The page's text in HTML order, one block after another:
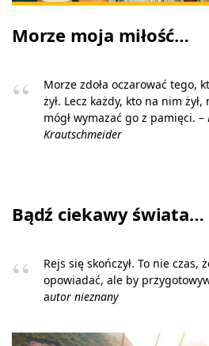
Morze moja miłość…
Morze zdoła oczarować tego,
żył. Lecz każdy, kto na nim
mógł wymazać go z pamięci. –
Krautschmeider
Bądź ciekawy świata…
Rejs się skończył. To nie czas,
opowiadać, ale by
autor nieznany